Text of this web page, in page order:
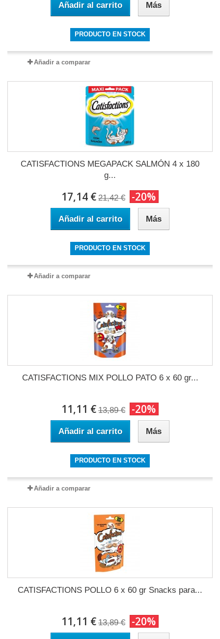
Añadir al carrito Más
PRODUCTO EN STOCK
Añadir a comparar
CATISFACTIONS MEGAPACK SALMÓN 4 x 180
g...
17,14 € 21,42 € -20%
Añadir al carrito Más
PRODUCTO EN STOCK
Añadir a comparar
CATISFACTIONS MIX POLLO PATO 6 x 60 gr...
11,11 € 13,89 € -20%
Añadir al carrito Más
PRODUCTO EN STOCK
Añadir a comparar
CATISFACTIONS POLLO 6 x 60 gr Snacks para...
11,11 € 13,89 € -20%